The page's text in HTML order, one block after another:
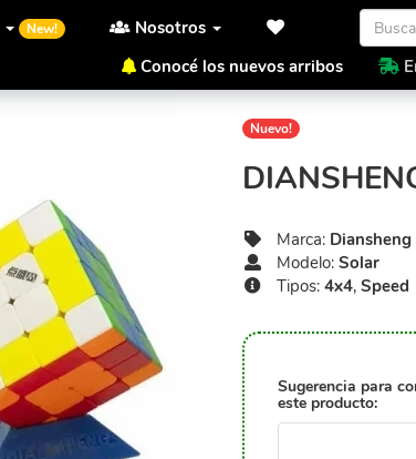
New! Nosotros
Conocé los nuevos arribos
Inicio Diansheng
Nuevo!
Marca: Diansheng
Modelo: Solar
Tipos: 4x4, Speed
Sugerencia para
este producto: